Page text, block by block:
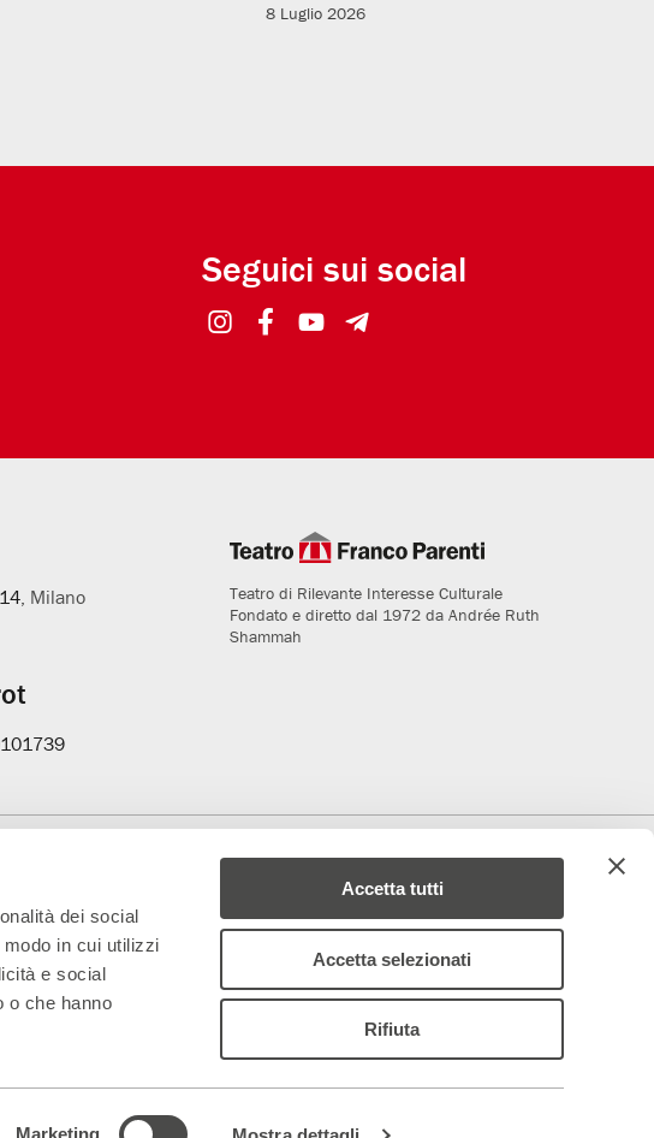
dei social
in cui utilizzi
e social
o che hanno
Marketing
Accetta tutti
Accetta selezionati
Rifiuta
8 Luglio 2026
Seguici sui social
, Milano
Teatro di Rilevante Interesse Culturale
Fondato e diretto dal 1972 da Andrée Ruth
Shammah
Media Partner
–organismodivigilanza@teatrofrancoparenti.com